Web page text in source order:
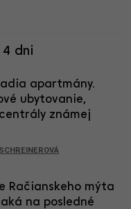
dni
apartmány.
ubytovanie,
známej
Račianskeho mýta
na posledné